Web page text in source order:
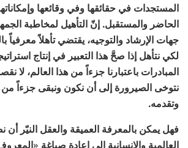
المستجدات في حقائقها وفي وقائعها
الحاضر والمستقبل. إنّ التأهيل لمخاطبة
جهات الإرشاد والتوجيه، يقتضي تأهلاً معرفياً
لكي نتأهل إذا صحَّ هذا التعبير في إنتاج
المبادرات باعتبارنا جزءاً من هذا العالم، لا
نتوخى الصيرورة إلى أن نكون ونبقى جزءاً
وتقدمه.
فهل يمكن بالمعرفة العميقة والعقل النيّر أن
العالمية والإنسانية إلى إعادة صياغة